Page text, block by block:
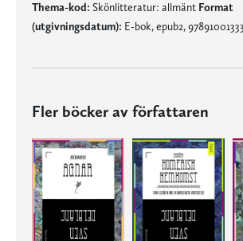
Thema-kod: Skönlitteratur: allmänt Format
(utgivningsdatum): E-bok, epub2,
Fler böcker av författaren